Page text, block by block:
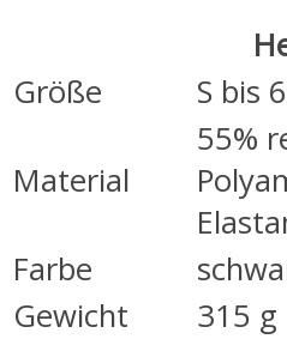
Größe
S bis
Material
55%
Farbe
Gewicht
315 g